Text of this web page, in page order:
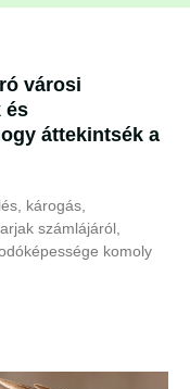
városi
és
áttekintsék a
károgás,
számlájáról,
komoly